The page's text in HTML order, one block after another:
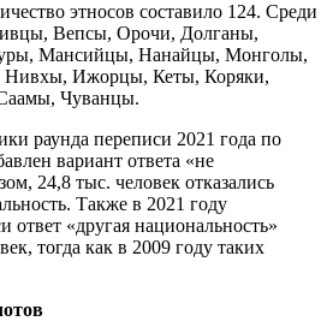
этносов составило 124. Среди
Вепсы, Орочи, Долганы,
Мансийцы, Нанайцы, Монголы,
Нивхы, Ижорцы, Кеты, Коряки,
Чуванцы.
раунда переписи 2021 года по
вариант ответа «не
24,8 тыс. человек отказались
Также в 2021 году
«другая национальность»
тогда как в 2009 году таких